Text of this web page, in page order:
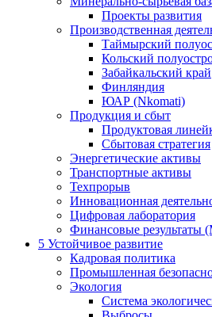
Проекты развития
Производственная
Таймырский
Кольский
Забайкальский край
Финляндия
ЮАР (Nkomati)
Продукция и сбыт
Продуктовая
Сбытовая стратегия
Энергетические активы
Транспортные активы
Техпрорыв
Инновационная
Цифровая лаборатория
Финансовые результаты
5 Устойчивое развитие
Кадровая политика
Промышленная
Экология
Система